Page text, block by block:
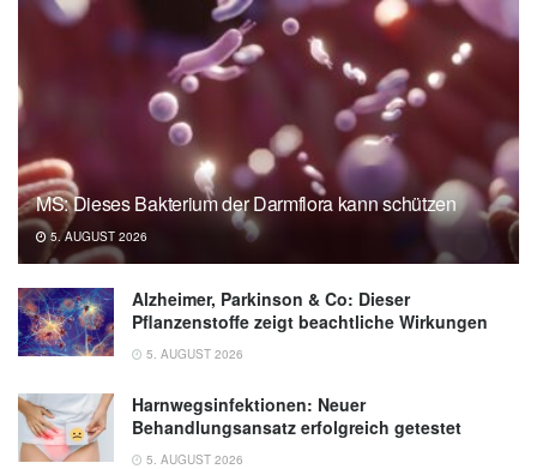
MS: Dieses Bakterium der Darmflora kann schützen
5. AUGUST 2026
Alzheimer, Parkinson & Co: Dieser
Pflanzenstoffe zeigt beachtliche Wirkungen
5. AUGUST 2026
Harnwegsinfektionen: Neuer
Behandlungsansatz erfolgreich getestet
5. AUGUST 2026